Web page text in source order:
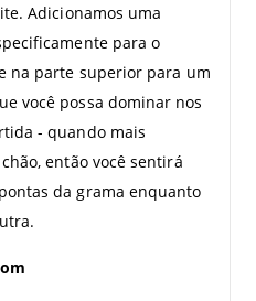
Adicionamos uma
para o
na parte superior para um
você possa dominar nos
- quando mais
então você sentir
da grama enquanto